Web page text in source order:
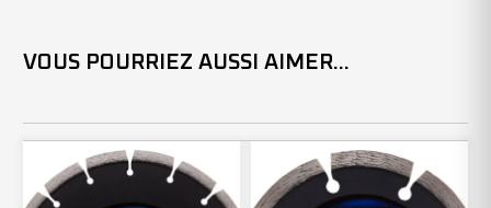
VOUS POURRIEZ AUSSI AIMER...